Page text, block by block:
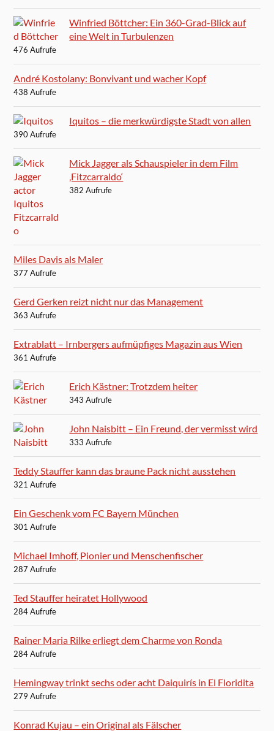
Winfried Böttcher: Ein 360-Grad-Blick auf
eine Welt in Turbulenzen
476 Aufrufe
André Kostolany: Bonvivant und wacher Kopf
438 Aufrufe
Iquitos – die merkwürdigste Stadt von allen
390 Aufrufe
Mick Jagger als Schauspieler in dem Film
‚Fitzcarraldo‘
382 Aufrufe
Miles Davis als Maler
377 Aufrufe
Gerd Gerken reizt nicht nur das Management
363 Aufrufe
Extrablatt – Irnbergers aufmüpfiges Magazin aus Wien
361 Aufrufe
Erich Kästner: Trotzdem heiter
343 Aufrufe
John Naisbitt – Ein Freund, der vermisst wird
333 Aufrufe
Teddy Stauffer kann das braune Pack nicht ausstehen
321 Aufrufe
Ein Geschenk vom FC Bayern München
301 Aufrufe
Michael Imhoff, Pionier und Menschenfischer
287 Aufrufe
Ted Stauffer heiratet Hollywood
284 Aufrufe
Rainer Maria Rilke erliegt dem Charme von Ronda
284 Aufrufe
Hemingway trinkt sechs oder acht Daiquirís in El Floridita
279 Aufrufe
Konrad Kujau – ein Original als Fälscher